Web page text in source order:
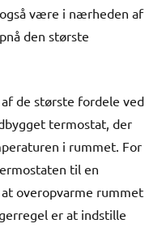
være i nærheden af
den største
de største fordele ved
termostat, der
i rummet. For
til en
overopvarme rummet
er at indstille